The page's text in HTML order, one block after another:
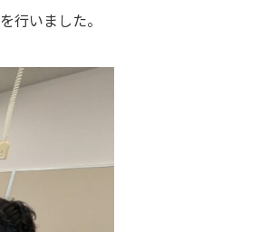
行いました。